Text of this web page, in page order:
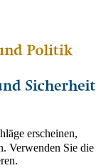
erscheinen,
Verwenden Sie die